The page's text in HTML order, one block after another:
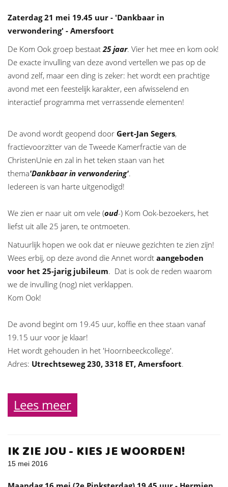
Zaterdag 21 mei 19.45 uur - 'Dankbaar in
verwondering' - Amersfoort
De Kom Ook groep bestaat25 jaar. Vier het mee en kom ook!
De exacte invulling van deze avond vertellen we pas op de
avond zelf, maar een ding is zeker: het wordt een prachtige
avond met een feestelijk karakter, een afwisselend en
interactief programma met verrassende elementen!
De avond wordt geopend door Gert-Jan Segers,
fractievoorzitter van de Tweede Kamerfractie van de
ChristenUnie en zal in het teken staan van het
thema'Dankbaar in verwondering'.
Iedereen is van harte uitgenodigd!
We zien er naar uit om vele (oud-) Kom Ook-bezoekers, het
liefst uit alle 25 jaren, te ontmoeten.
Natuurlijk hopen we ook dat er nieuwe gezichten te zien zijn!
Wees erbij, op deze avond die Annet wordt aangeboden
voor het 25-jarig jubileum. Dat is ook de reden waarom
we de invulling (nog) niet verklappen.
Kom Ook!
De avond begint om 19.45 uur, koffie en thee staan vanaf
19.15 uur voor je klaar!
Het wordt gehouden in het 'Hoornbeeckcollege'.
Adres: Utrechtseweg 230, 3318 ET, Amersfoort.
Lees meer
IK ZIE JOU - KIES JE WOORDEN!
15 mei 2016